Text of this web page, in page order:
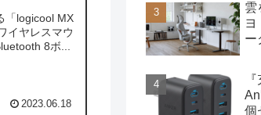
「logicool MX
イヤレスマウ
8ボ...
2023.06.18
雲
ヨ
ー
個